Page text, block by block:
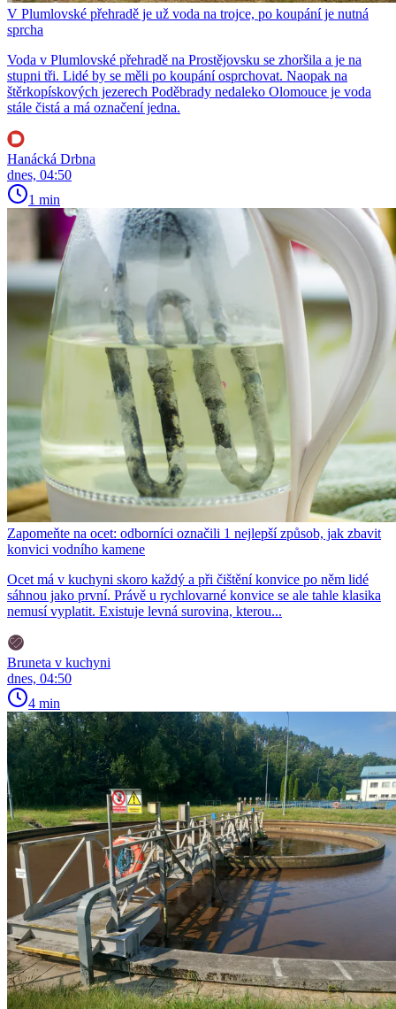
V Plumlovské přehradě je už voda na trojce, po koupání je nutná
sprcha
Voda v Plumlovské přehradě na Prostějovsku se zhoršila a je na
stupni tři. Lidé by se měli po koupání osprchovat. Naopak na
štěrkopískových jezerech Poděbrady nedaleko Olomouce je voda
stále čistá a má označení jedna.
Hanácká Drbna
dnes, 04:50
1 min
Zapomeňte na ocet: odborníci označili 1 nejlepší způsob, jak zbavit
konvici vodního kamene
Ocet má v kuchyni skoro každý a při čištění konvice po něm lidé
sáhnou jako první. Právě u rychlovarné konvice se ale tahle klasika
nemusí vyplatit. Existuje levná surovina, kterou...
Bruneta v kuchyni
dnes, 04:50
4 min